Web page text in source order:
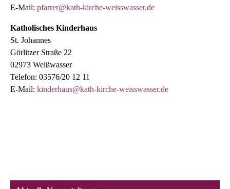
E-Mail: pfarrer@kath-kirche-weisswasser.de
Katholisches Kinderhaus
St. Johannes
Görlitzer Straße 22
02973 Weißwasser
Telefon: 03576/20 12 11
E-Mail: kinderhaus@kath-kirche-weisswasser.de